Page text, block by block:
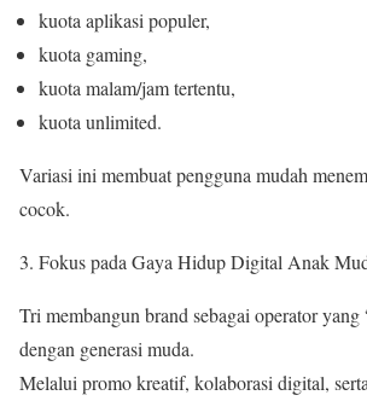
kuota aplikasi populer,
kuota gaming,
kuota malam/jam tertentu,
kuota unlimited.
Variasi ini membuat pengguna mudah
cocok.
Fokus pada Gaya Hidup Digital Anak
Tri membangun brand sebagai operator yang
dengan generasi muda.
Melalui promo kreatif, kolaborasi digital,